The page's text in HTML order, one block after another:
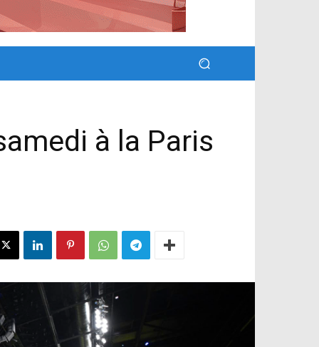
à la Paris